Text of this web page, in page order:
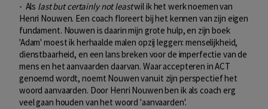
- Als last but certainly not leastwil ik het werk noemen van
Henri Nouwen. Een coach floreert bij het kennen van zijn eigen
fundament. Nouwen is daarin mijn grote hulp, en zijn boek
'Adam' moest ik herhaalde malen opzij leggen: menselijkheid,
dienstbaarheid, en een lans breken voor de imperfectie van de
mens en het aanvaarden daarvan. Waar accepteren in ACT
genoemd wordt, noemt Nouwen vanuit zijn perspectief het
woord aanvaarden. Door Henri Nouwen ben ik als coach erg
veel gaan houden van het woord 'aanvaarden'.